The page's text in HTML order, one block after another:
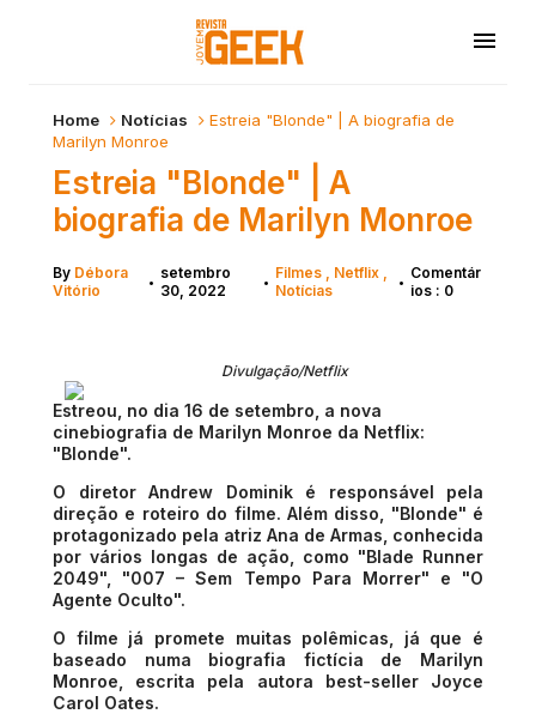
Home Notícias
Estreia "Blonde" | A biografia de
Marilyn Monroe
Estreia "Blonde" | A
biografia de Marilyn Monroe
By Débora
Vitório
• setembro
30, 2022
• Filmes
Netflix
Notícias
• Comentár
ios : 0
Divulgação/Netflix
Estreou, no dia 16 de setembro, a nova
cinebiografia de Marilyn Monroe da Netflix:
"Blonde".
O diretor Andrew Dominik é responsável pela
direção e roteiro do filme. Além disso, "Blonde" é
protagonizado pela atriz Ana de Armas, conhecida
por vários longas de ação, como "Blade Runner
2049", "007 – Sem Tempo Para Morrer" e "O
Agente Oculto".
O filme já promete muitas polêmicas, já que é
baseado numa biografia fictícia de Marilyn
Monroe, escrita pela autora best-seller Joyce
Carol Oates.